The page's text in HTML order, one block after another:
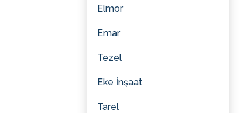
Elmor
Emar
Tezel
Eke İnşaat
Tarel